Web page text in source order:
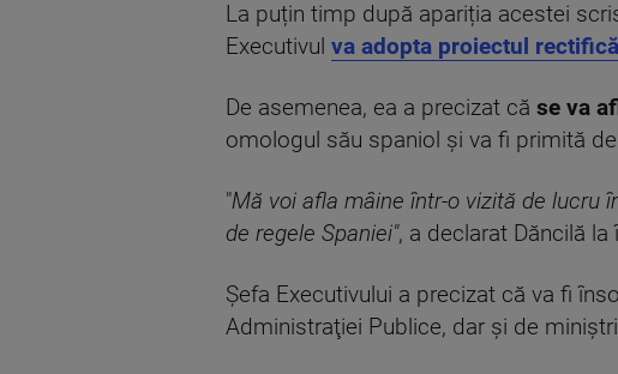
La puțin timp după apariția acestei
Executivul va adopta proiectul
De asemenea, ea a precizat că se va
omologul său spaniol şi va fi primită
"Mă voi afla mâine într-o vizită de lucru
de regele Spaniei", a declarat Dăncilă
Şefa Executivului a precizat că va fi
Administraţiei Publice, dar şi de